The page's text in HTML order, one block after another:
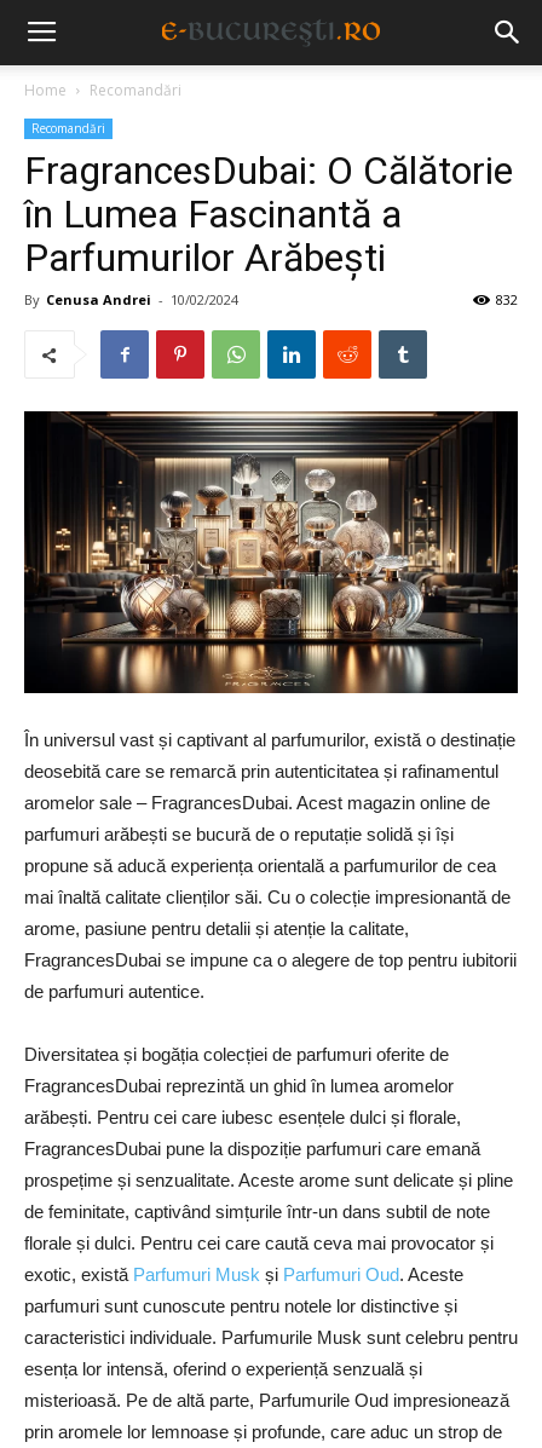
Home Recomandări
Recomandări
FragrancesDubai: O Călătorie
în Lumea Fascinantă a
Parfumurilor Arăbești
By Cenusa Andrei - 10/02/2024 832
În universul vast și captivant al parfumurilor, există o destinație
deosebită care se remarcă prin autenticitatea și rafinamentul
aromelor sale – FragrancesDubai. Acest magazin online de
parfumuri arăbești se bucură de o reputație solidă și își
propune să aducă experiența orientală a parfumurilor de cea
mai înaltă calitate clienților săi. Cu o colecție impresionantă de
arome, pasiune pentru detalii și atenție la calitate,
FragrancesDubai se impune ca o alegere de top pentru iubitorii
de parfumuri autentice.
Diversitatea și bogăția colecției de parfumuri oferite de
FragrancesDubai reprezintă un ghid în lumea aromelor
arăbești. Pentru cei care iubesc esențele dulci și florale,
FragrancesDubai pune la dispoziție parfumuri care emană
prospețime și senzualitate. Aceste arome sunt delicate și pline
de feminitate, captivând simțurile într-un dans subtil de note
florale și dulci. Pentru cei care caută ceva mai provocator și
exotic, există Parfumuri Musk și Parfumuri Oud. Aceste
parfumuri sunt cunoscute pentru notele lor distinctive și
caracteristici individuale. Parfumurile Musk sunt celebru pentru
esența lor intensă, oferind o experiență senzuală și
misterioasă. Pe de altă parte, Parfumurile Oud impresionează
prin aromele lor lemnoase și profunde, care aduc un strop de